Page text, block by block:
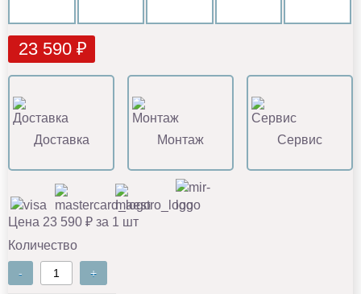
23 590 ₽
Доставка Монтаж Сервис
Цена 23 590 ₽ за 1 шт
Количество
- +